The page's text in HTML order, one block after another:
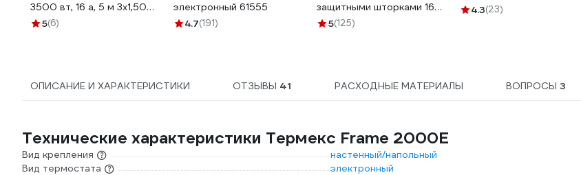
3500 вт, 16 а, 5 м 3x1,50
белый PC-5B-5M
5(6)
электронный 61555
4.7(191)
защитными шторками 16
А белый 11-1087
5(125)
4.3(23)
ОПИСАНИЕ И ХАРАКТЕРИСТИКИ ОТЗЫВЫ 41 РАСХОДНЫЕ МАТЕРИАЛЫ ВОПРОСЫ 3
Технические характеристики Термекс Frame 2000E
Вид крепления
настенный/напольный
Вид термостата
электронный